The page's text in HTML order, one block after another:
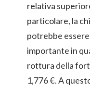
relativa
particolare, la
potrebbe
importante in
rottura della
1,776 €. A